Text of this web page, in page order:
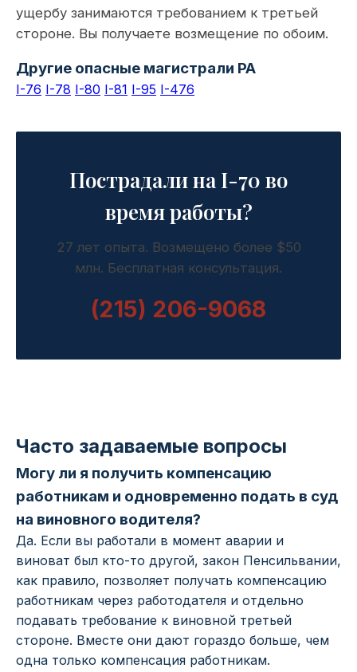
ущербу занимаются требованием к третьей
стороне. Вы получаете возмещение по обоим.
Другие опасные магистрали PA
I-76 I-78 I-80 I-81 I-95 I-476
Пострадали на I-70 во
время работы?
27 лет опыта. Возмещено более $50
млн. Бесплатная консультация.
(215) 206-9068
Часто задаваемые вопросы
Могу ли я получить компенсацию
работникам и одновременно подать в суд
на виновного водителя?
Да. Если вы работали в момент аварии и
виноват был кто-то другой, закон Пенсильвании,
как правило, позволяет получать компенсацию
работникам через работодателя и отдельно
подавать требование к виновной третьей
стороне. Вместе они дают гораздо больше, чем
одна только компенсация работникам.